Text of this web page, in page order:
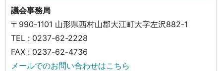
議会事務局
〒990-1101 山形県西村山郡大江町大字左沢882-1
TEL : 0237-62-2228
FAX : 0237-62-4736
メールでのお問い合わせはこちら